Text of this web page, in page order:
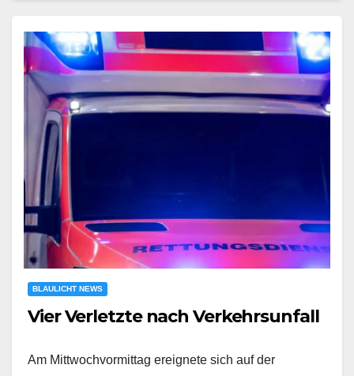
BLAULICHT NEWS
Vier Verletzte nach Verkehrsunfall
Am Mittwochvormittag ereignete sich auf der